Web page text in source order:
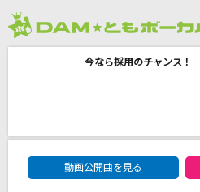
好きな人
あさみ ちゆき
今なら採用のチャンス！
DAM★ともボーカルエ
動画公開曲を見る